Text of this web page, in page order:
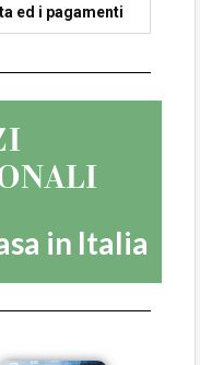
ed i pagamenti
in Italia